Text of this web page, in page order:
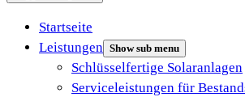
Startseite
Leistungen Show sub menu
Schlüsselfertige Solaranlagen
Serviceleistungen für